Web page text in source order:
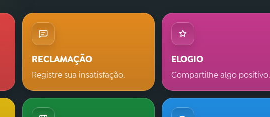
RECLAMAÇÃO
Registre sua insatisfação.
ELOGIO
Compartilhe algo positivo.